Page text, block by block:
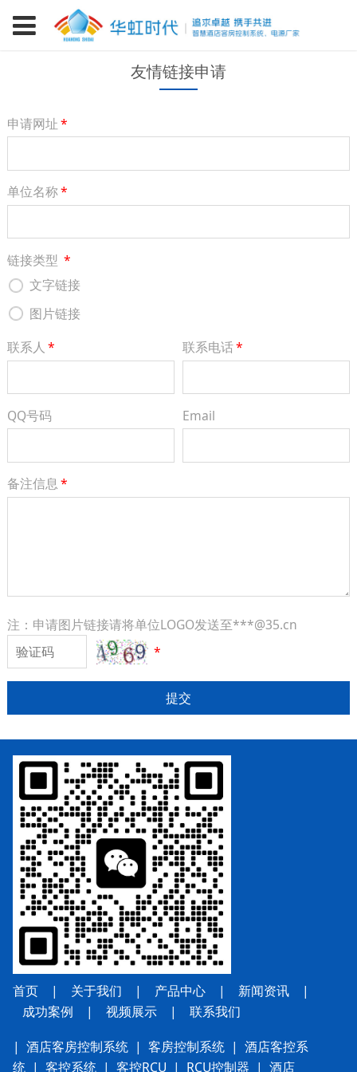
友情链接申请
申请网址*
单位名称*
链接类型 *
文字链接
图片链接
联系人*
QQ号码
联系电话*
Email
备注信息*
注：申请图片链接请将单位LOGO发送至***@35.cn
*
提交
首页| 关于我们 | 产品中心 | 新闻资讯|
成功案例 | 视频展示| 联系我们
| 酒店客房控制系统| 客房控制系统| 酒店客控系
统| 客控系统 | 客控RCU | RCU控制器 | 酒店